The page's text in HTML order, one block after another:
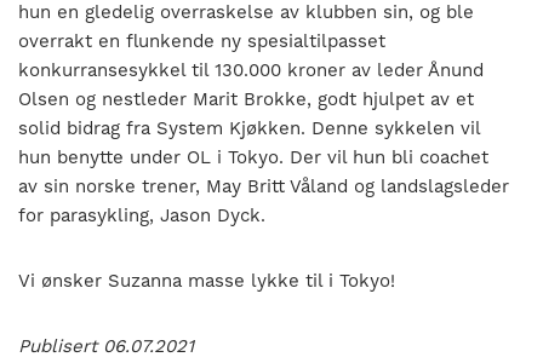
hun en gledelig overraskelse av klubben sin, og ble
overrakt en flunkende ny spesialtilpasset
konkurransesykkel til 130.000 kroner av leder Ånund
Olsen og nestleder Marit Brokke, godt hjulpet av et
solid bidrag fra System Kjøkken. Denne sykkelen vil
hun benytte under OL i Tokyo. Der vil hun bli coachet
av sin norske trener, May Britt Våland og landslagsleder
for parasykling, Jason Dyck.
Vi ønsker Suzanna masse lykke til i Tokyo!
Publisert 06.07.2021